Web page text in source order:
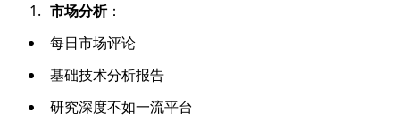
市场分析：
每日市场评论
基础技术分析报告
研究深度不如一流平台